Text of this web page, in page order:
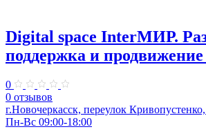
Digital space InterМИР.
поддержка и продвижение
0
0 отзывов
г.Новочеркасск, переулок
Пн-Вс 09:00-18:00